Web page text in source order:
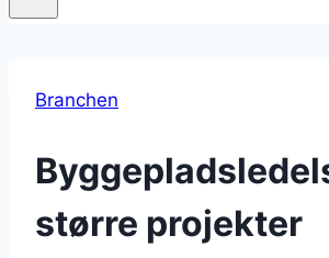
Branchen
større projekter